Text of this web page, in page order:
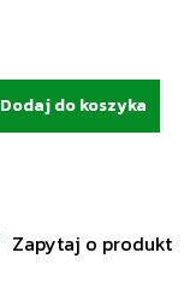
Dodaj do koszyka
Zapytaj o produkt